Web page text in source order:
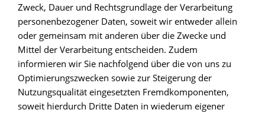
Zweck, Dauer und Rechtsgrundlage der Verarbeitung
personenbezogener Daten, soweit wir entweder allein
oder gemeinsam mit anderen über die Zwecke und
Mittel der Verarbeitung entscheiden. Zudem
informieren wir Sie nachfolgend über die von uns zu
Optimierungszwecken sowie zur Steigerung der
Nutzungsqualität eingesetzten Fremdkomponenten,
soweit hierdurch Dritte Daten in wiederum eigener